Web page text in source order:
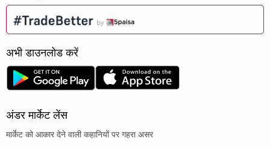
अभी डाउनलोड करें
अंडर मार्केट लेंस
मार्केट को आकार देने वाली कहानियों पर गहरा असर